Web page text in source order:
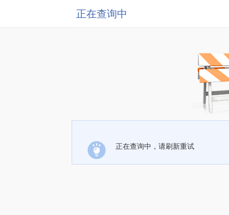
正在查询中
正在查询中，请刷新重试